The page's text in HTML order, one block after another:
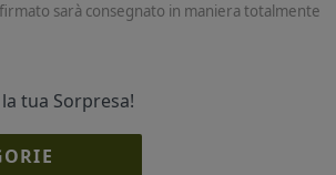
sarà consegnato in maniera totalmente
tua Sorpresa!